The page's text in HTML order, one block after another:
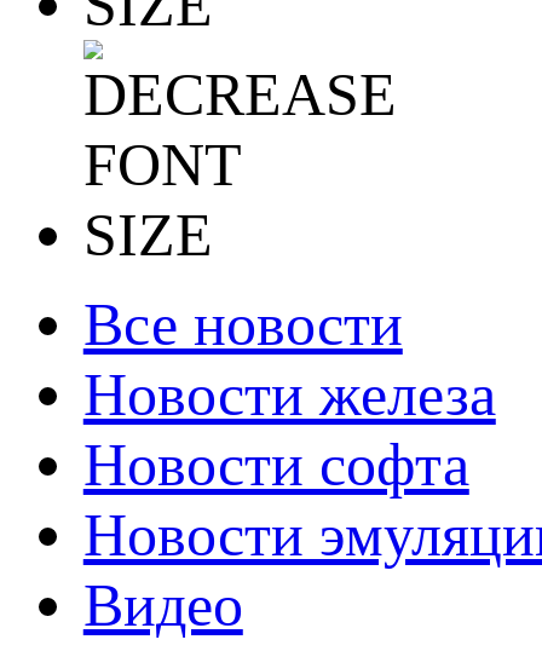
Все новости
Новости железа
Новости софта
Новости
Видео